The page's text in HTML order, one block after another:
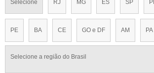
Selecione RJ MG ES SP
PE BA CE GO e DF AM PA
Selecione a região do Brasil